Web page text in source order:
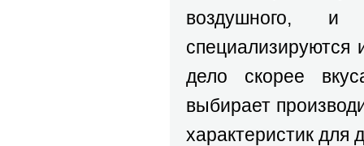
воздушного, и
специализируются
дело скорее
выбирает
характеристик для